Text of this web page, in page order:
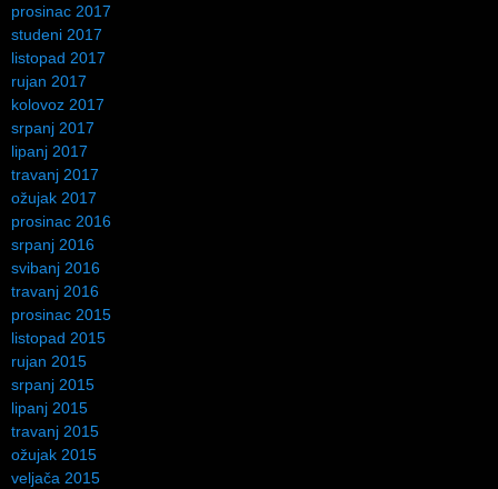
prosinac 2017
studeni 2017
listopad 2017
rujan 2017
kolovoz 2017
srpanj 2017
lipanj 2017
travanj 2017
ožujak 2017
prosinac 2016
srpanj 2016
svibanj 2016
travanj 2016
prosinac 2015
listopad 2015
rujan 2015
srpanj 2015
lipanj 2015
travanj 2015
ožujak 2015
veljača 2015